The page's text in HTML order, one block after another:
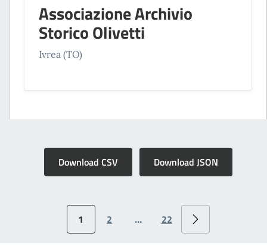
Associazione Archivio
Storico Olivetti
Ivrea (TO)
Download CSV Download JSON
1 2 … 22